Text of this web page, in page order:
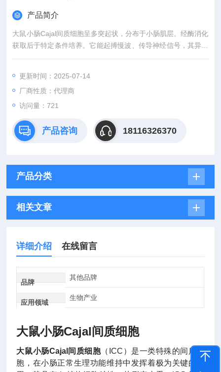
产品简介
大鼠小肠Cajal间质细胞呈多突起状，分布于小肠肌层。经酶消化
获取后于特定条件培养。它能起搏慢波、传导神经信号，其异常
与肠易激综合征等肠道疾病相关 。
更新时间：2025-07-14
厂商性质：代理商
访问量：721
产品咨询 18116326370
产品分类
相关文章
详细介绍 在线留言
品牌
其他品牌
应用领域
生物产业
大鼠小肠Cajal间质细胞
大鼠小肠Cajal间质细胞（ICC）是一类特殊的间质细
胞，在小肠正常生理功能维持中发挥着极为关键的作